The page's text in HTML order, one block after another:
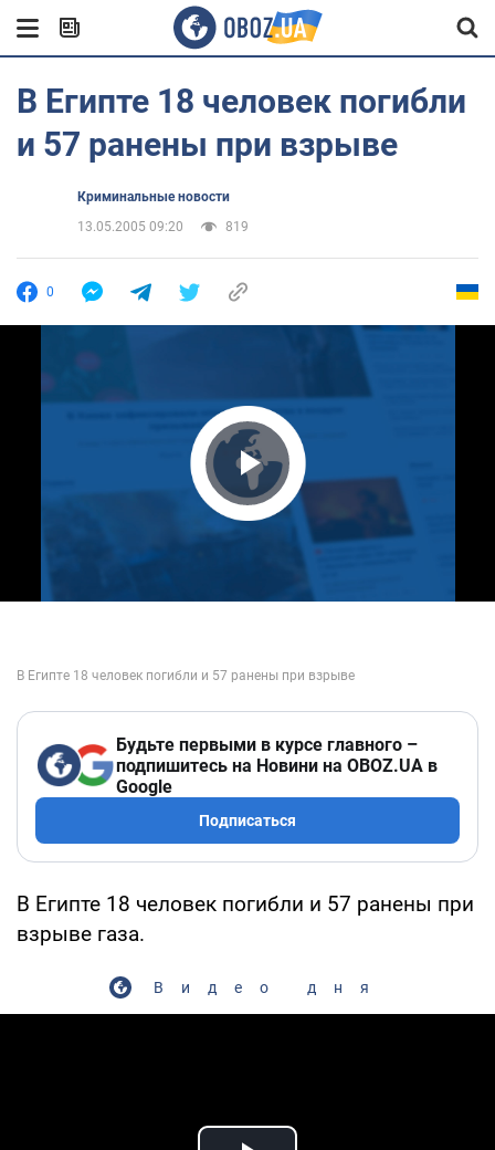
В Египте 18 человек погибли
и 57 ранены при взрыве
Криминальные новости
13.05.2005 09:20
819
0
Play Video
Будьте первыми в курсе главного –
подпишитесь на Новини на OBOZ.UA в
Google
Подписаться
В Египте 18 человек погибли и 57 ранены при
взрыве газа.
Видео дня